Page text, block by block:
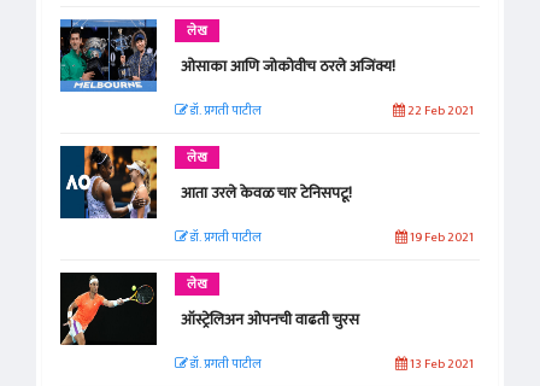
लेख
ओसाका आणि जोकोवीच ठरले अजिंक्य!
डॉ. प्रगती पाटील 22 Feb 2021
लेख
आता उरले केवळ चार टेनिसपटू!
डॉ. प्रगती पाटील 19 Feb 2021
लेख
ऑस्ट्रेलिअन ओपनची वाढती चुरस
डॉ. प्रगती पाटील 13 Feb 2021